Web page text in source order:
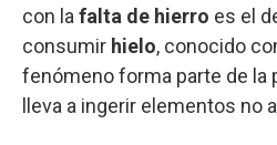
con la falta de hierro es el
consumir hielo, conocido
fenómeno forma parte de la
lleva a ingerir elementos no